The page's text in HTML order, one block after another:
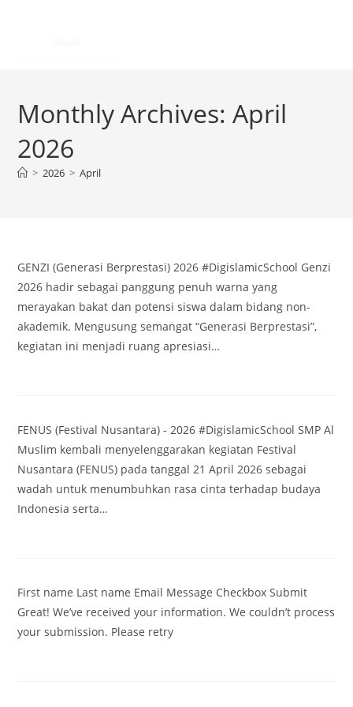
Monthly Archives: April
2026
> 2026 > April
GENZI (Generasi Berprestasi) 2026 #DigislamicSchool Genzi
2026 hadir sebagai panggung penuh warna yang
merayakan bakat dan potensi siswa dalam bidang non-
akademik. Mengusung semangat “Generasi Berprestasi”,
kegiatan ini menjadi ruang apresiasi…
FENUS (Festival Nusantara) - 2026 #DigislamicSchool SMP Al
Muslim kembali menyelenggarakan kegiatan Festival
Nusantara (FENUS) pada tanggal 21 April 2026 sebagai
wadah untuk menumbuhkan rasa cinta terhadap budaya
Indonesia serta…
First name Last name Email Message Checkbox Submit
Great! We’ve received your information. We couldn’t process
your submission. Please retry